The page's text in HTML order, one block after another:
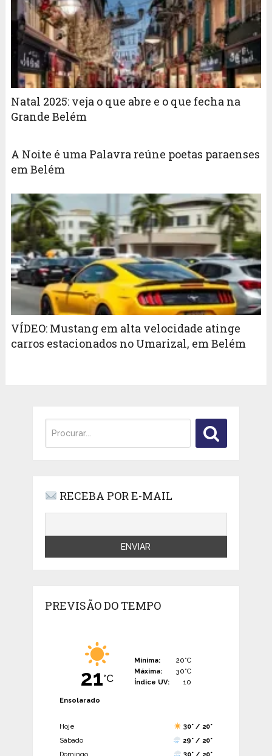
Natal 2025: veja o que abre e o que fecha na
Grande Belém
A Noite é uma Palavra reúne poetas paraenses
em Belém
VÍDEO: Mustang em alta velocidade atinge
carros estacionados no Umarizal, em Belém
RECEBA POR E-MAIL
PREVISÃO DO TEMPO
21°C
Mínima:
20°C
Máxima:
30°C
Índice UV:
10
Ensolarado
Hoje
30° / 20°
Sábado
29° / 20°
Domingo
30° / 20°